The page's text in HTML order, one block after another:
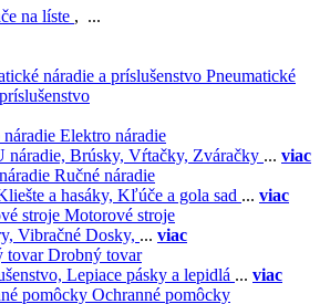
na líste , ...
Pneumatické
Elektro náradie
náradie, Brúsky, Vŕtačky, Zváračky ... viac
Ručné náradie
a hasáky, Kľúče a gola sad ... viac
Motorové stroje
Vibračné Dosky, ... viac
Drobný tovar
Lepiace pásky a lepidlá ... viac
Ochranné pomôcky